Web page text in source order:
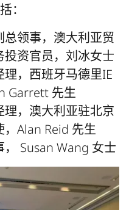
：
领事，澳大利亚贸
资官员，刘冰女士
，西班牙马德里IE
Garrett 先生
，澳大利亚驻北京
Alan Reid 先生
Susan Wang 女士